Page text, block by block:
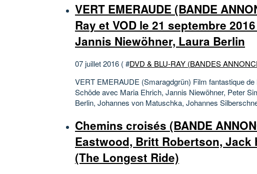
VERT EMERAUDE (BANDE
Ray et VOD le 21 septembre
Jannis Niewöhner, Laura Berlin
07 juillet 2016 ( #DVD & BLU-RAY (BANDES
VERT EMERAUDE (Smaragdgrün) Film fantastique
Schöde avec Maria Ehrich, Jannis Niewöhner, Peter
Berlin, Johannes von Matuschka, Johannes
Chemins croisés (BANDE
Eastwood, Britt Robertson, Jack
(The Longest Ride)